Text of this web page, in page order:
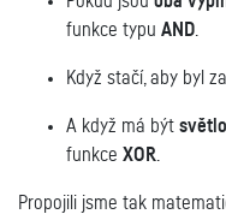
funkce typu AND
Když stačí, aby byl
A když má být
funkce XOR
Propojili jsme tak